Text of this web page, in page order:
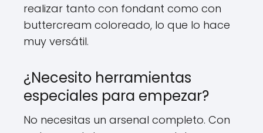
realizar tanto con fondant como con
buttercream coloreado, lo que lo hace
muy versátil.
¿Necesito herramientas
especiales para empezar?
No necesitas un arsenal completo. Con